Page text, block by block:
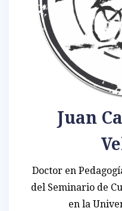
Juan
Doctor en
del Seminario de
en la